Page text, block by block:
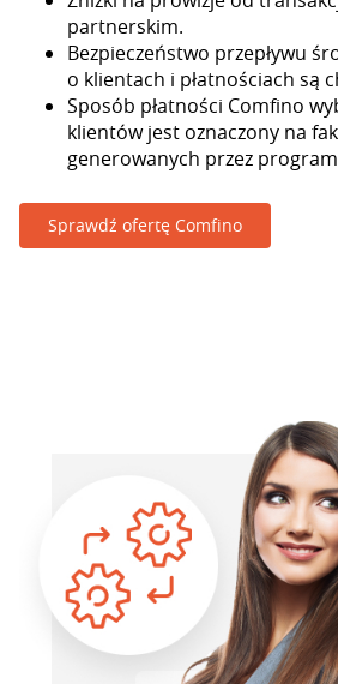
partnerskim.
Bezpieczeństwo przepływu
o klientach i płatnościach są
Sposób płatności Comfino
klientów jest oznaczony na
generowanych przez
Sprawdź ofertę Comfino